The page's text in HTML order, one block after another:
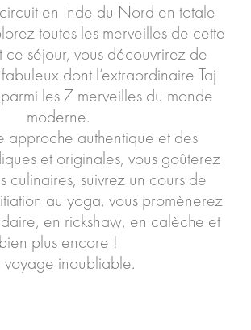
en Inde du Nord en totale
toutes les merveilles de cette
ce séjour, vous découvrirez de
dont l’extraordinaire Taj
les 7 merveilles du monde
moderne.
approche authentique et des
et originales, vous goûterez
culinaires, suivrez un cours de
au yoga, vous promènerez
en rickshaw, en calèche et
bien plus encore !
voyage inoubliable.